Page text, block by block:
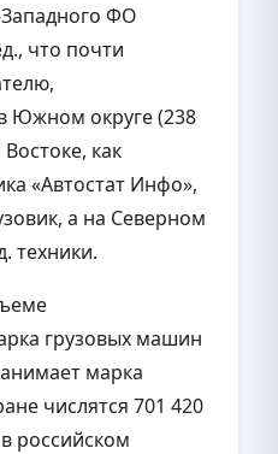
ФО
что почти
Южном округе (238
как
«Автостат Инфо»,
а на Северном
техники.
грузовых машин
марка
числятся 701 420
российском